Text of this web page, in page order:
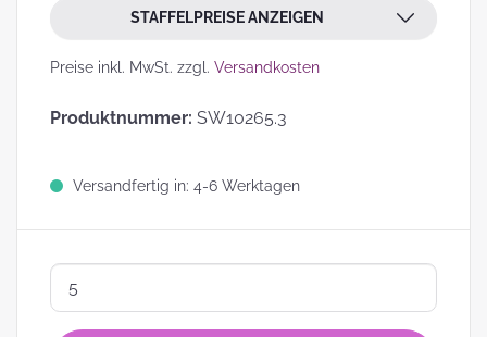
STAFFELPREISE ANZEIGEN
Preise inkl. MwSt. zzgl. Versandkosten
Produktnummer: SW10265.3
Versandfertig in: 4-6 Werktagen